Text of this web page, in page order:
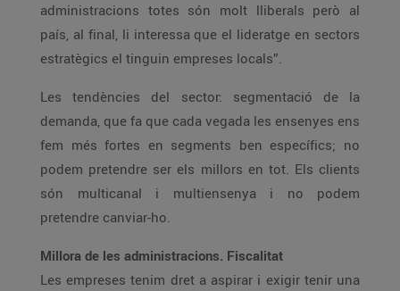
administracions totes són molt lliberals però al
país, al final, li interessa que el lideratge en sectors
estratègics el tinguin empreses locals”.
Les tendències del sector: segmentació de la
demanda, que fa que cada vegada les ensenyes ens
fem més fortes en segments ben específics; no
podem pretendre ser els millors en tot. Els clients
són multicanal i multiensenya i no podem
pretendre canviar-ho.
Millora de les administracions. Fiscalitat
Les empreses tenim dret a aspirar i exigir tenir una